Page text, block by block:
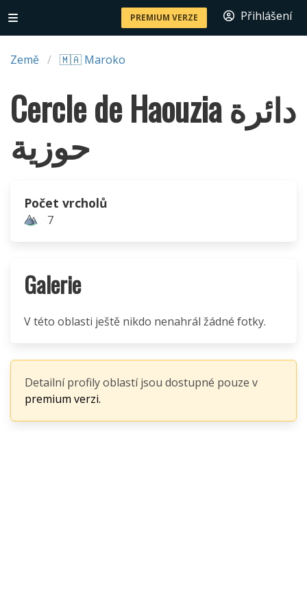
PREMIUM VERZE Přihlášení
Země 🇲🇦 Maroko
Cercle de Haouzia دائرة
حوزية
Počet vrcholů
7
Galerie
V této oblasti ještě nikdo nenahrál žádné fotky.
Detailní profily oblastí jsou dostupné pouze v
premium verzi.